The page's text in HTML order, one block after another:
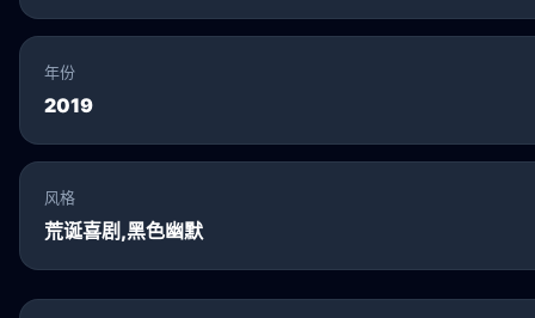
年份
2019
风格
荒诞喜剧,黑色幽默